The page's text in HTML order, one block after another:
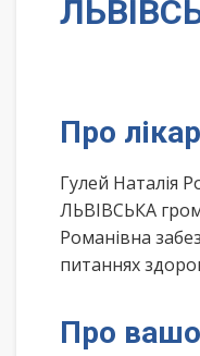
Про
Гулей Наталія
ЛЬВІВСЬКА
Романівна
питаннях
Про